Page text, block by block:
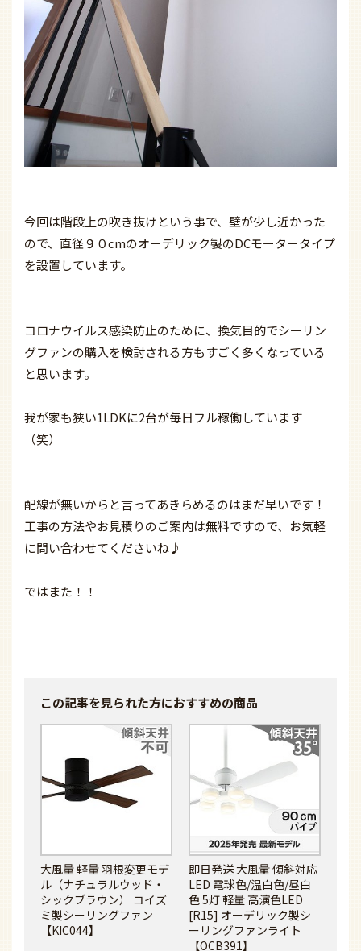
今回は階段上の吹き抜けという事で、壁が少し近かった
ので、直径９０cmのオーデリック製のDCモータータイプ
を設置しています。
コロナウイルス感染防止のために、換気目的でシーリン
グファンの購入を検討される方もすごく多くなっている
と思います。
我が家も狭い1LDKに2台が毎日フル稼働しています
（笑）
配線が無いからと言ってあきらめるのはまだ早いです！
工事の方法やお見積りのご案内は無料ですので、お気軽
に問い合わせてくださいね♪
ではまた！！
この記事を見られた方におすすめの商品
大風量 軽量 羽根変更モデ
ル（ナチュラルウッド・
シックブラウン） コイズ
ミ製シーリングファン
【KIC044】
即日発送 大風量 傾斜対応
LED 電球色/温白色/昼白
色 5灯 軽量 高演色LED
[R15] オーデリック製シ
ーリングファンライト
【OCB391】